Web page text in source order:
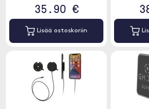
35.90 €
Lisää ostoskoriin